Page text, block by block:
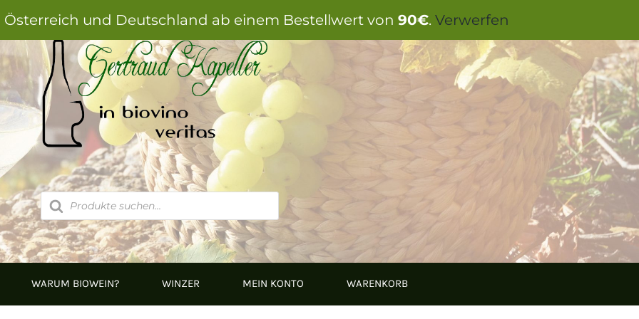
und Deutschland ab einem Bestellwert von 90€. Verwerfen
Products
search
WARUM BIOWEIN? WINZER MEIN KONTO WARENKORB